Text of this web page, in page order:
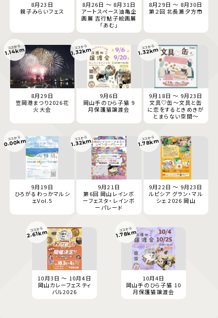
8月23日
親子みらいフェス
8月26日 ～ 8月31日
アートスペース油亀企
画展 吉行鮎子絵画展
「あむ」
8月29日 ～ 8月30日
第２回 北長瀬夕方市
8月29日
笠岡港まつり2026花
火大会
ココから
1.14km
9月6日
岡山手のひら子猫 9
月保護猫譲渡会
ココから
1.32km
9月18日 ～ 9月23日
文具♡缶～文具と缶
に恋をするときめきが
とまらない空間～
ココから
1.32km
9月19日
ひろがるわっかマルシ
ェVol.5
ココから
0.00km
9月21日
第6回 岡山レインボ
ーフェスタ・レインボ
ーパレード
ココから
1.32km
9月22日 ～ 9月23日
ルピシア グラン・マル
シェ 2026 岡山
ココから
1.78km
10月3日 ～ 10月4日
岡山カレーフェスティ
バル2026
ココから
2.61km
10月4日
岡山手のひら子猫 10
月保護猫譲渡会
ココから
1.78km